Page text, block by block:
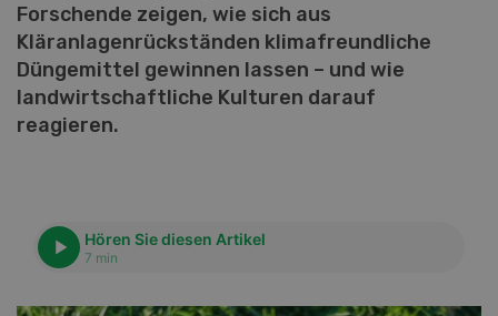
Forschende zeigen, wie sich aus
Kläranlagenrückständen klimafreundliche
Düngemittel gewinnen lassen – und wie
landwirtschaftliche Kulturen darauf
reagieren.
Hören Sie diesen Artikel
7 min